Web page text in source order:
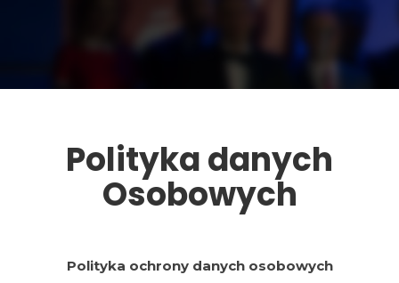
Polityka danych
Osobowych
Polityka ochrony danych osobowych